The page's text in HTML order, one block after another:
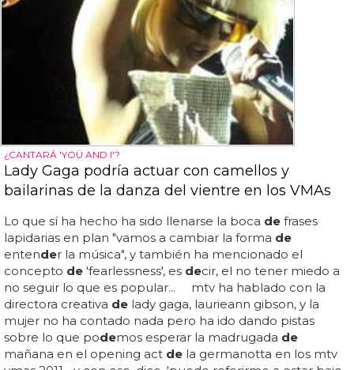
¿CANTARÁ 'YOÜ AND I'?
Lady Gaga podría actuar con camellos y
bailarinas de la danza del vientre en los VMAs
Lo que sí ha hecho ha sido llenarse la boca de frases
lapidarias en plan "vamos a cambiar la forma de
entender la música", y también ha mencionado el
concepto de 'fearlessness', es decir, el no tener miedo a
no seguir lo que es popular... mtv ha hablado con la
directora creativa de lady gaga, laurieann gibson, y la
mujer no ha contado nada pero ha ido dando pistas
sobre lo que podemos esperar la madrugada de
mañana en el opening act de la germanotta en los mtv